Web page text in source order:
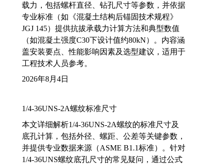
载力，包括螺杆直径、钻孔尺寸等参数，并依据
专业标准（如《混凝土结构后锚固技术规程》
JGJ 145）提供抗拔承载力计算方法和典型数值
（如混凝土强度C30下设计值约80kN）。内容涵
盖安装要点、性能影响因素及选型建议，适用于
工程技术人员参考。
2026年8月4日
1/4-36UNS-2A螺纹标准尺寸
本文详细解析1/4-36UNS-2A螺纹的标准尺寸及
底孔计算，包括外径、螺距、公差等关键参数，
并提供专业数据来源（ASME B1.1标准）。针对
1/4-36UNS螺纹底孔尺寸的常见疑问，通过公式